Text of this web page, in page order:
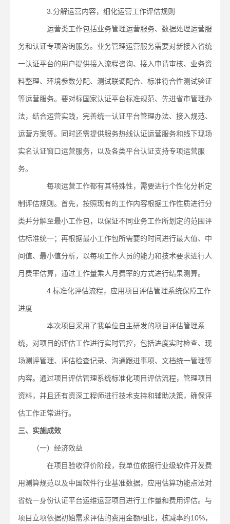
3.分解运营内容，细化运营工作评估规则
运营类工作包括业务管理运营服务、数据处理运营服
务和认证专项咨询服务。业务管理运营服务需要对新接入省统
一认证平台的用户提供接入流程咨询、接入申请审核、业务资
料整理、环境参数分配、测试联调配合、标准符合性测试验证
等运营服务。要对标国家认证平台标准规范、先进省市管理办
法，结合运营实践，完善统一认证平台管理办法、接入规范、
运营方案等。同时还需提供服务热线认证运营服务和线下现场
实名认证窗口运营服务，以及各类平台认证支持专项运营服
务。
每项运营工作都有其特殊性，需要进行个性化分析定
制评估规则。首先，按照现有的工作内容根据工作性质进行分
类并分解至最小工作包，以保证不同业务工作所划定的范围评
估标准统一；再根据最小工作包所需要的时间进行最大值、中
间值、最小值分析，以每项工作人员的能力和技术要求进行人
月费率估算，通过工作量乘人月费率的方式进行结果测算。
4.标准化评估流程，应用项目评估管理系统保障工作
进度
本次项目采用了我单位自主研发的项目评估管理系
统，对项目的评估工作进行实时管控，包括进度实时检查、现
场测评管理、评估检查记录、沟通跟进事项、文档统一管理等
内容。通过项目评估管理系统标准化项目评估流程，管理项目
资料，并且还有资深工程师进行技术支持和辅助决策，确保评
估工作正常进行。
三、实施成效
（一）经济效益
在项目验收评价阶段，我单位依据行业级软件开发费
用测算规范以及中国软件行业基准数据，应用估算功能点法对
省统一身份认证平台运维运营项目进行工作量和费用评估。与
项目立项依据初始需求评估的费用金额相比，核减率约10%，